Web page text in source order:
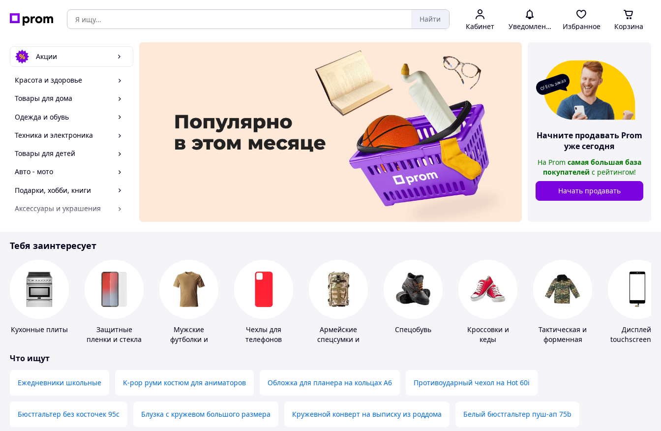
Найти
Кабинет Уведомления Избранное Корзина
Акции
Красота и здоровье
Товары для дома
Одежда и обувь
Техника и электроника
Товары для детей
Авто - мото
Подарки, хобби, книги
Аксессуары и украшения
Спорт и отдых
О! Есть заказ
Начните продавать Prom
уже сегодня
На Prom самая большая база
покупателей с рейтингом!
Начать продавать
Тебя заинтересует
Кухонные плиты
Защитные
пленки и стекла
Мужские
футболки и
Чехлы для
телефонов
Армейские
спецсумки и
Спецобувь
Кроссовки и
кеды
Тактическая и
форменная
Дисплей,
touchscreen
Что ищут
Ежедневники школьные K-pop руми костюм для аниматоров Обложка для планера на кольцах А6 Противоударный чехол на Hot 60i
Бюстгальтер без косточек 95с Блузка с кружевом большого размера Кружевной конверт на выписку из роддома Белый бюстгальтер пуш-ап 75b